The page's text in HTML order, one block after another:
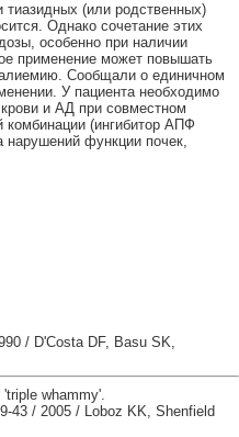
(или родственных)
Однако сочетание этих
особенно при наличии
применение может повышать
Сообщали о единичном
У пациента необходимо
и АД при совместном
комбинации (ингибитор АПФ
функции почек,
/ D'Costa DF, Basu SK,
whammy'.
43 / 2005 / Loboz KK, Shenfield